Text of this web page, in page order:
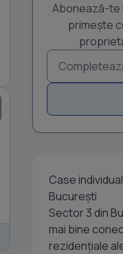
Abonează-te
primește
Case
București
Sector 3 din
mai bine
rezidențiale